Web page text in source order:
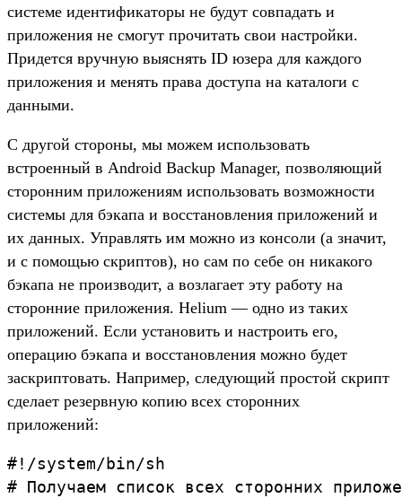
системе идентификаторы не будут совпадать и
приложения не смогут прочитать свои настройки.
Придется вручную выяснять ID юзера для каждого
приложения и менять права доступа на каталоги с
данными.
С другой стороны, мы можем использовать
встроенный в Android Backup Manager, позволяющий
сторонним приложениям использовать возможности
системы для бэкапа и восстановления приложений и
их данных. Управлять им можно из консоли (а значит,
и с помощью скриптов), но сам по себе он никакого
бэкапа не производит, а возлагает эту работу на
сторонние приложения. Helium — одно из таких
приложений. Если установить и настроить его,
операцию бэкапа и восстановления можно будет
заскриптовать. Например, следующий простой скрипт
сделает резервную копию всех сторонних
приложений:
#!/system/bin/sh
# Получаем список всех сторонних